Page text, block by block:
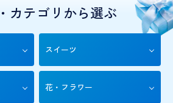
カテゴリから選ぶ
スイーツ
花・フラワー